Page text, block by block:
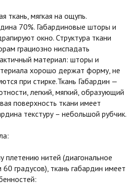
мягкая на ощупь.
70%. Габардиновые шторы и
окно. Структура ткани
грациозно ниспадать
материал: шторы и
хорошо держат форму, не
при стирке.Ткань Габардин —
легкий, мягкий, образующий
поверхность ткани имеет
текстуру – небольшой рубчик.
нитей (диагональное
градусов), ткань габардин имеет